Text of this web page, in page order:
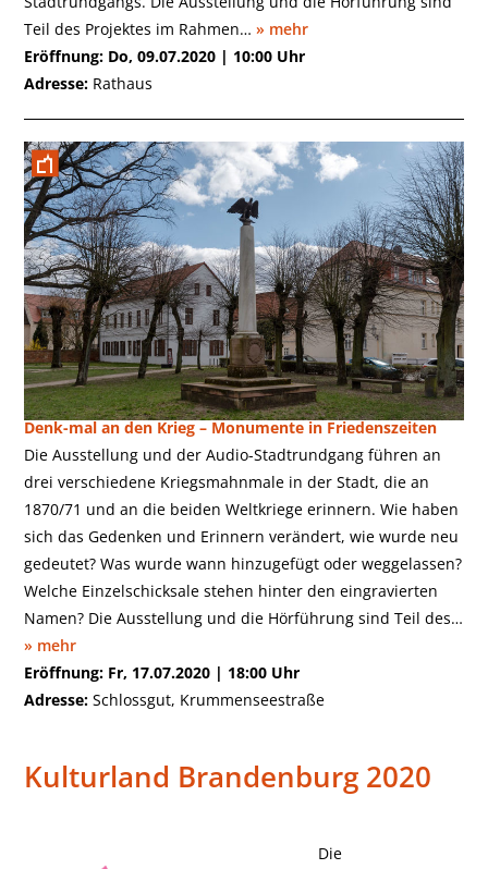
Teil des Projektes im Rahmen…» mehr
Eröffnung: Do, 09.07.2020 | 10:00 Uhr
Adresse: Rathaus
Altlandsberg
Denk-mal an den Krieg – Monumente in Friedenszeiten
Die Ausstellung und der Audio-Stadtrundgang führen an
drei verschiedene Kriegs­mahnmale in der Stadt, die an
1870/71 und an die beiden Weltkriege erinnern. Wie haben
sich das Gedenken und Erinnern verändert, wie wurde neu
gedeutet? Was wurde wann hinzugefügt oder weggelassen?
Welche Einzelschicksale stehen hinter den eingravierten
Namen? Die Ausstellung und die Hörführung sind Teil des…
» mehr
Eröffnung: Fr, 17.07.2020 | 18:00 Uhr
Adresse: Schlossgut, Krummenseestraße
Kulturland Brandenburg 2020
Die